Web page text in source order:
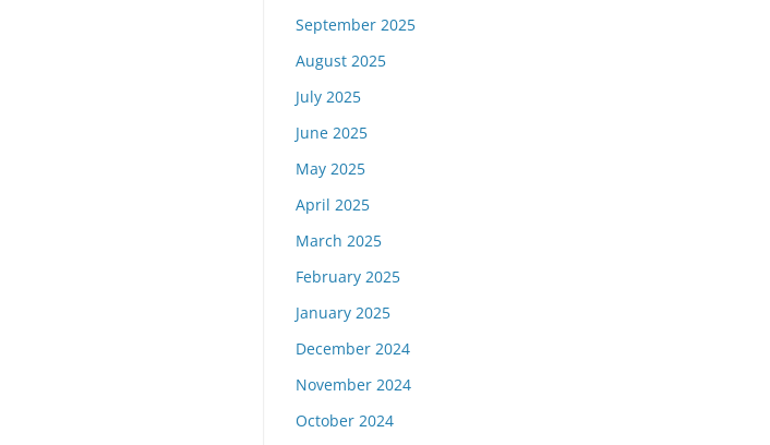
September 2025
August 2025
July 2025
June 2025
May 2025
April 2025
March 2025
February 2025
January 2025
December 2024
November 2024
October 2024